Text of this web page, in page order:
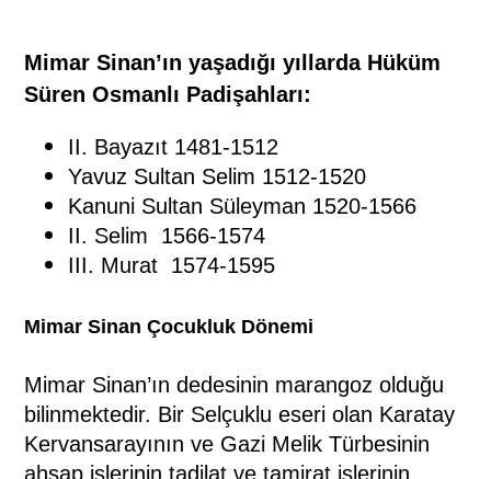
Mimar Sinan’ın yaşadığı yıllarda Hüküm
Süren Osmanlı Padişahları:
II. Bayazıt 1481-1512
Yavuz Sultan Selim 1512-1520
Kanuni Sultan Süleyman 1520-1566
II. Selim
1566-1574
III. Murat 1574-1595
Mimar Sinan Çocukluk Dönemi
Mimar Sinan’ın dedesinin marangoz olduğu
bilinmektedir. Bir Selçuklu eseri olan Karatay
Kervansarayının ve Gazi Melik Türbesinin
ahşap işlerinin tadilat ve tamirat işlerinin